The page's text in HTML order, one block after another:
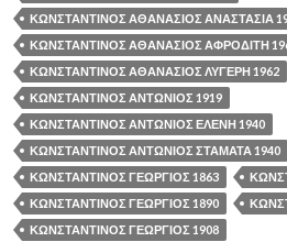
ΚΩΝΣΤΑΝΤΙΝΟΣ ΑΘΑΝΑΣΙΟΣ ΑΝΑΣΤΑΣΙΑ
ΚΩΝΣΤΑΝΤΙΝΟΣ ΑΘΑΝΑΣΙΟΣ ΑΦΡΟΔΙΤΗ
ΚΩΝΣΤΑΝΤΙΝΟΣ ΑΘΑΝΑΣΙΟΣ ΛΥΓΕΡΗ 1962
ΚΩΝΣΤΑΝΤΙΝΟΣ ΑΝΤΩΝΙΟΣ 1919
ΚΩΝΣΤΑΝΤΙΝΟΣ ΑΝΤΩΝΙΟΣ ΕΛΕΝΗ 1940
ΚΩΝΣΤΑΝΤΙΝΟΣ ΑΝΤΩΝΙΟΣ ΣΤΑΜΑΤΑ 1940
ΚΩΝΣΤΑΝΤΙΝΟΣ ΓΕΩΡΓΙΟΣ 1863
ΚΩΝΣΤΑΝΤΙΝΟΣ ΓΕΩΡΓΙΟΣ 1890
ΚΩΝΣΤΑΝΤΙΝΟΣ ΓΕΩΡΓΙΟΣ 1908